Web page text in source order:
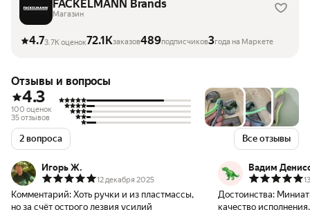
FACKELMANN Brands
Магазин
4.73.7K оценок72.1Kзаказов489подписчиков3года на Маркете
Отзывы и вопросы
4.3
100 оценок
35 отзывов
2 вопроса Все отзывы
Игорь Ж.
12 декабря 2025
Комментарий: Хоть ручки и из пластмассы,
но за счёт острого лезвия усилий
Вадим
Достоинства:
качество